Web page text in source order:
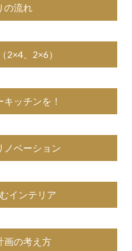
の流れ
2×4、2×6）
ッチンを！
ノベーション
インテリア
画の考え方